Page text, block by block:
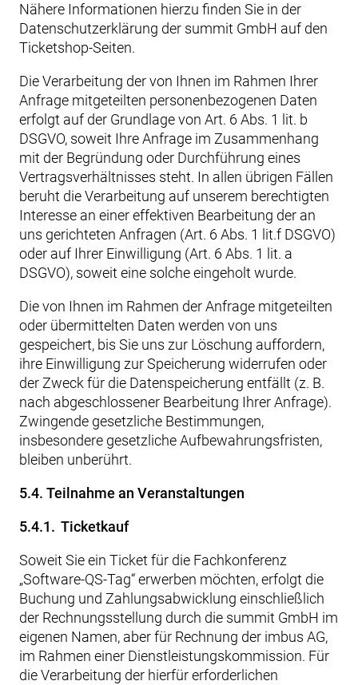
Nähere Informationen hierzu finden Sie in der
Datenschutzerklärung der summit GmbH auf den
Ticketshop-Seiten.
Die Verarbeitung der von Ihnen im Rahmen Ihrer
Anfrage mitgeteilten personenbezogenen Daten
erfolgt auf der Grundlage von Art. 6 Abs. 1 lit. b
DSGVO, soweit Ihre Anfrage im Zusammenhang
mit der Begründung oder Durchführung eines
Vertragsverhältnisses steht. In allen übrigen Fällen
beruht die Verarbeitung auf unserem berechtigten
Interesse an einer effektiven Bearbeitung der an
uns gerichteten Anfragen (Art. 6 Abs. 1 lit.f DSGVO)
oder auf Ihrer Einwilligung (Art. 6 Abs. 1 lit. a
DSGVO), soweit eine solche eingeholt wurde.
Die von Ihnen im Rahmen der Anfrage mitgeteilten
oder übermittelten Daten werden von uns
gespeichert, bis Sie uns zur Löschung auffordern,
ihre Einwilligung zur Speicherung widerrufen oder
der Zweck für die Datenspeicherung entfällt (z. B.
nach abgeschlossener Bearbeitung Ihrer Anfrage).
Zwingende gesetzliche Bestimmungen,
insbesondere gesetzliche Aufbewahrungsfristen,
bleiben unberührt.
5.4. Teilnahme an Veranstaltungen
5.4.1. Ticketkauf
Soweit Sie ein Ticket für die Fachkonferenz
„Software-QS-Tag“ erwerben möchten, erfolgt die
Buchung und Zahlungsabwicklung einschließlich
der Rechnungsstellung durch die summit GmbH im
eigenen Namen, aber für Rechnung der imbus AG,
im Rahmen einer Dienstleistungskommission. Für
die Verarbeitung der hierfür erforderlichen